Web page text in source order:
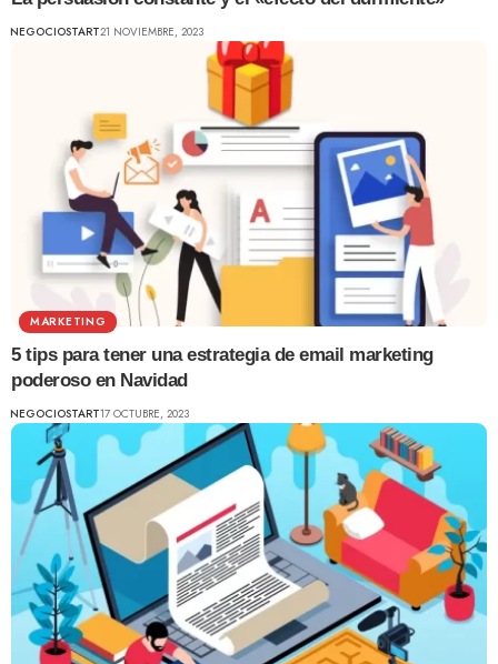
NEGOCIOSTART21 NOVIEMBRE, 2023
MARKETING
5 tips para tener una estrategia de email marketing
poderoso en Navidad
NEGOCIOSTART17 OCTUBRE, 2023